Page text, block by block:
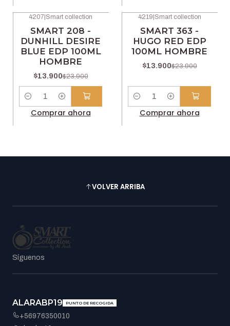
4207|Smart collection
SMART 208 -
DUNHILL DESIRE
BLUE EDP 100ML
HOMBRE
$13.900$23.900
Cantidad
Comprar ahora
4219|Smart collection
SMART 363 -
HUGO RED EDP
100ML HOMBRE
$13.900$23.900
Cantidad
Comprar ahora
VOLVER ARRIBA
Síguenos
ALARABP19 PUNTO DE RECOGIDA
+56976350010